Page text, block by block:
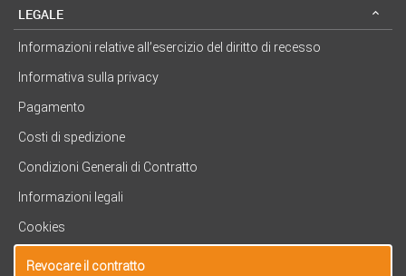
LEGALE
Informazioni relative all’esercizio del diritto di recesso
Informativa sulla privacy
Pagamento
Costi di spedizione
Condizioni Generali di Contratto
Informazioni legali
Cookies
Revocare il contratto